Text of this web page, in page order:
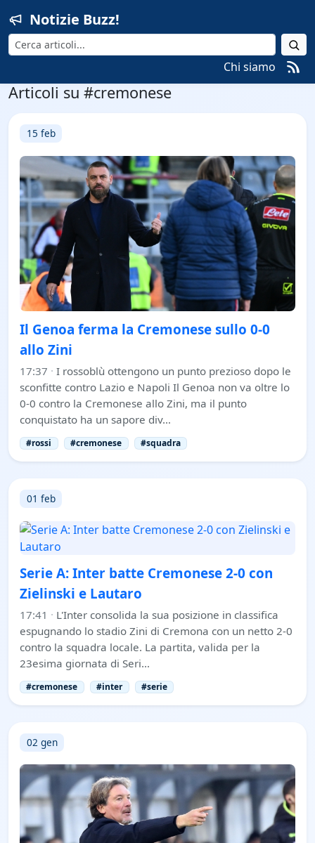
Notizie Buzz!
Cerca
Chi siamo
Articoli su #cremonese
15 feb
Il Genoa ferma la Cremonese sullo 0-0
allo Zini
17:37 · I rossoblù ottengono un punto prezioso dopo le
sconfitte contro Lazio e Napoli Il Genoa non va oltre lo
0-0 contro la Cremonese allo Zini, ma il punto
conquistato ha un sapore div…
#rossi #cremonese #squadra
01 feb
Serie A: Inter batte Cremonese 2-0 con
Zielinski e Lautaro
17:41 · L'Inter consolida la sua posizione in classifica
espugnando lo stadio Zini di Cremona con un netto 2-0
contro la squadra locale. La partita, valida per la
23esima giornata di Seri…
#cremonese #inter #serie
02 gen